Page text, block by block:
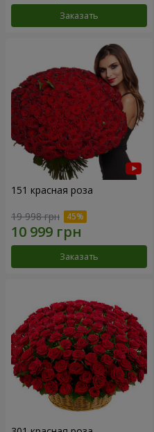
Заказать
151 красная роза
19 998 грн
Заказать